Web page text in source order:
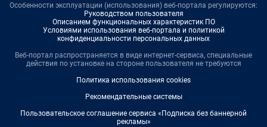
Особенности эксплуатации (использования) веб-портала регулируются:
Руководством пользователя
Описанием функциональных характеристик ПО
Условиями использования веб-портала и политикой
конфиденциальности персональных данных
Веб-портал распространяется в виде интернет-сервиса, специальные
действия по установке на стороне пользователя не требуются
Политика использования cookies
Рекомендательные системы
Пользовательское соглашение сервиса «Подписка без баннерной
рекламы»